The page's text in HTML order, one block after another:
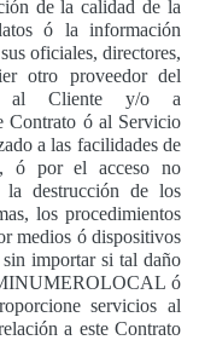
de la calidad de la
ó la información
oficiales, directores,
otro proveedor del
al Cliente y/o a
ó al Servicio
a las facilidades de
ó por el acceso no
destrucción de los
los procedimientos
medios ó dispositivos
importar si tal daño
ó
servicios al
a este Contrato